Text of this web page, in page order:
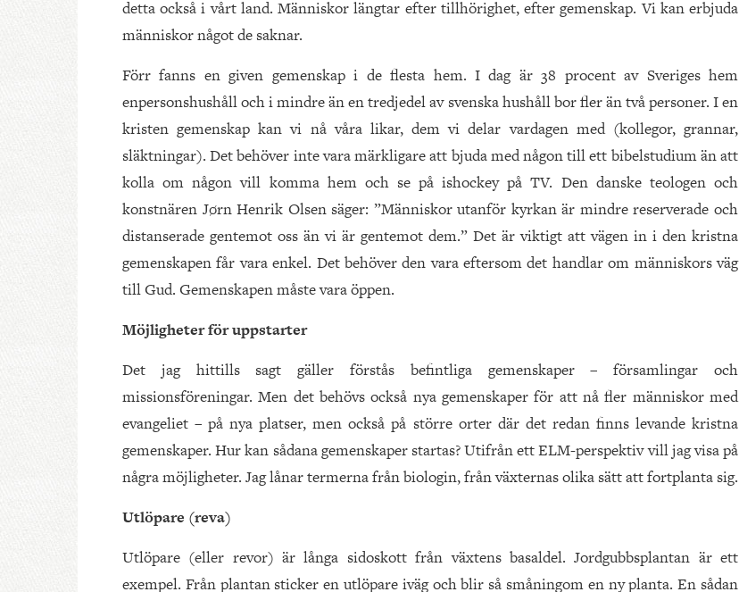
detta också i vårt land. Människor längtar efter tillhörighet, efter gemenskap. Vi kan erbjuda
människor något de saknar.
Förr fanns en given gemenskap i de flesta hem. I dag är 38 procent av Sveriges hem
enpersonshushåll och i mindre än en tredjedel av svenska hushåll bor fler än två personer. I en
kristen gemenskap kan vi nå våra likar, dem vi delar vardagen med (kollegor, grannar,
släktningar). Det behöver inte vara märkligare att bjuda med någon till ett bibelstudium än att
kolla om någon vill komma hem och se på ishockey på TV. Den danske teologen och
konstnären Jørn Henrik Olsen säger: ”Människor utanför kyrkan är mindre reserverade och
distanserade gentemot oss än vi är gentemot dem.” Det är viktigt att vägen in i den kristna
gemenskapen får vara enkel. Det behöver den vara eftersom det handlar om människors väg
till Gud. Gemenskapen måste vara öppen.
Möjligheter för uppstarter
Det jag hittills sagt gäller förstås befintliga gemenskaper – församlingar och
missionsföreningar. Men det behövs också nya gemenskaper för att nå fler människor med
evangeliet – på nya platser, men också på större orter där det redan finns levande kristna
gemenskaper. Hur kan sådana gemenskaper startas? Utifrån ett ELM-perspektiv vill jag visa på
några möjligheter. Jag lånar termerna från biologin, från växternas olika sätt att fortplanta sig.
Utlöpare (reva)
Utlöpare (eller revor) är långa sidoskott från växtens basaldel. Jordgubbsplantan är ett
exempel. Från plantan sticker en utlöpare iväg och blir så småningom en ny planta. En sådan